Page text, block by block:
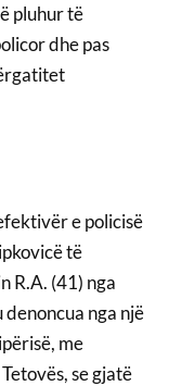
pluhur të
dhe pas
e policisë
të
R.A. (41) nga
nga një
me
se gjatë